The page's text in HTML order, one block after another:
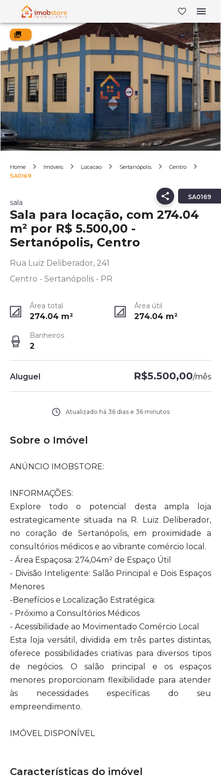
Home Imóveis Locacao Sertanópolis
Centro
SA0169
SA0169
sala
Sala para locação, com 274.04
m² por R$ 5.500,00 -
Sertanópolis, Centro
Rua Luiz Deliberador, 241
Centro - Sertanópolis - PR
Área total
274.04 m²
Área útil
274.04 m²
Banheiros
2
Aluguel R$5.500,00/mês
Atualizado há 36 dias e 36 minutos
Sobre o Imóvel
ANÚNCIO IMOBSTORE:
INFORMAÇÕES:
Explore todo o potencial desta ampla loja
estrategicamente situada na R. Luiz Deliberador,
no coração de Sertanópolis, em proximidade a
consultórios médicos e ao vibrante comércio local.
- Área Espaçosa: 274,04m² de Espaço Útil
- Divisão Inteligente: Salão Principal e Dois Espaços
Menores
-Benefícios e Localização Estratégica:
- Próximo a Consultórios Médicos
- Acessibilidade ao Movimentado Comércio Local
Esta loja versátil, dividida em três partes distintas,
oferece possibilidades criativas para diversos tipos
de negócios. O salão principal e os espaços
menores proporcionam flexibilidade para atender
às necessidades específicas do seu
empreendimento.
IMÓVEL DISPONÍVEL
Características do imóvel